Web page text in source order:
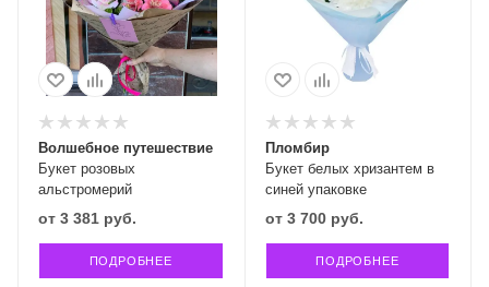
Букет розовых
альстромерий
Волшебное путешествие
от 3 381 руб.
ПОДРОБНЕЕ
Букет белых хризантем в
синей упаковке
Пломбир
от 3 700 руб.
ПОДРОБНЕЕ